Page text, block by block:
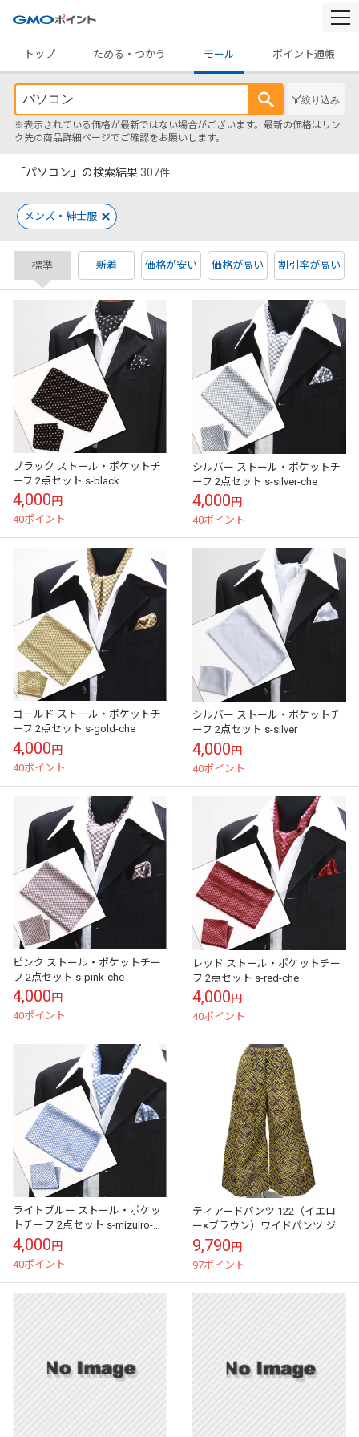
トップ
ためる・つかう モール ポイント通帳
絞り込み
※表示されている価格が最新ではない場合がございます。最新の価格はリン
ク先の商品詳細ページでご確認をお願いします。
「パソコン」の検索結果 307件
メンズ・紳士服
標準 新着 価格が安い 価格が高い 割引率が高い
ブラック ストール・ポケットチ
ーフ 2点セット s-black
4,000円
40ポイント
シルバー ストール・ポケットチ
ーフ 2点セット s-silver-che
4,000円
40ポイント
ゴールド ストール・ポケットチ
ーフ 2点セット s-gold-che
4,000円
40ポイント
シルバー ストール・ポケットチ
ーフ 2点セット s-silver
4,000円
40ポイント
ピンク ストール・ポケットチー
フ 2点セット s-pink-che
4,000円
40ポイント
レッド ストール・ポケットチー
フ 2点セット s-red-che
4,000円
40ポイント
ライトブルー ストール・ポケッ
トチーフ 2点セット s-mizuiro-
che
4,000円
40ポイント
ティアードパンツ 122（イエロ
ー×ブラウン）ワイドパンツ ジェ
ンダーレスファッション
9,790円
97ポイント